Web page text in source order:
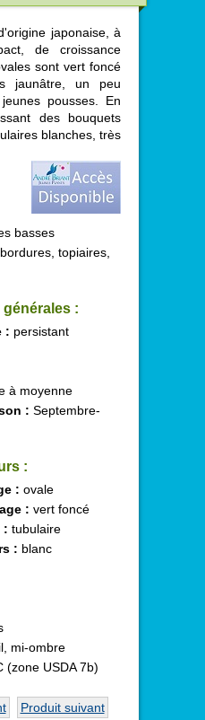
japonaise, à
de croissance
sont vert foncé
jaunâtre, un peu
pousses. En
des bouquets
blanches, très
basses
topiaires,
:
: persistant
à moyenne
: Septembre-
:
: ovale
: vert foncé
: tubulaire
: blanc
mi-ombre
(zone USDA 7b)
Produit suivant